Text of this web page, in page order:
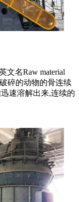
文名Raw material
碎的动物的骨连续
速溶解出来,连续的